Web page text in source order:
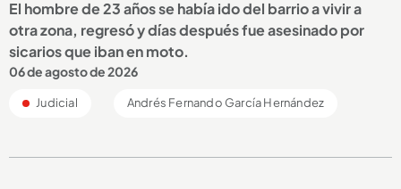
El hombre de 23 años se había ido del barrio a vivir a
otra zona, regresó y días después fue asesinado por
sicarios que iban en moto.
06 de agosto de 2026
Judicial Andrés Fernando García Hernández